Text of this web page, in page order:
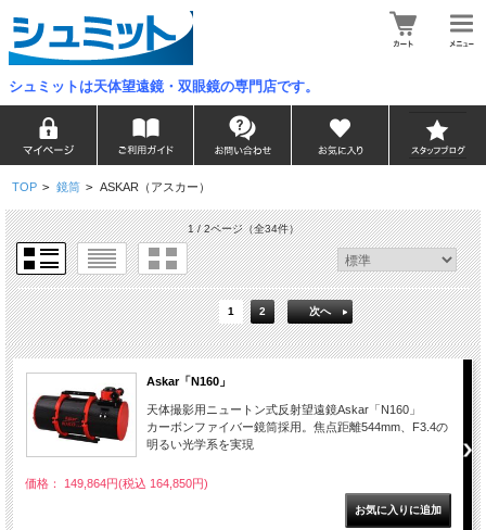
シュミットは天体望遠鏡・双眼鏡の専門店です。
TOP > 鏡筒 > ASKAR（アスカー）
1 / 2ページ（全34件）
1 2 次へ
Askar「N160」
天体撮影用ニュートン式反射望遠鏡Askar「N160」
カーボンファイバー鏡筒採用。焦点距離544mm、F3.4の
明るい光学系を実現
価格： 149,864円(税込 164,850円)